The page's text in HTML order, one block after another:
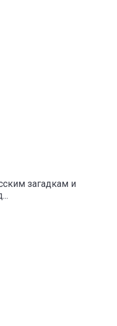
загадкам и